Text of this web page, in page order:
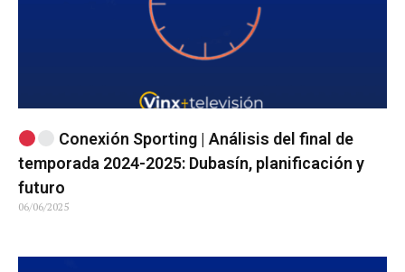
Conexión Sporting | Análisis del final de
temporada 2024-2025: Dubasín, planificación y
futuro
06/06/2025